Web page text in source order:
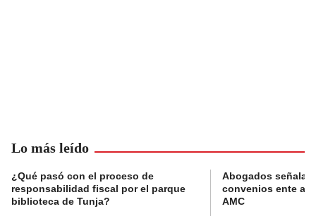
Lo más leído
¿Qué pasó con el proceso de
responsabilidad fiscal por el parque
biblioteca de Tunja?
Abogados
convenios ente
AMC